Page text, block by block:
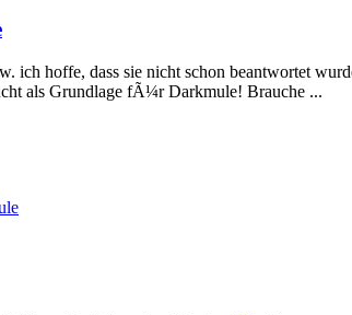
ich hoffe, dass sie nicht schon beantwortet
als Grundlage fÃ¼r Darkmule! Brauche ...